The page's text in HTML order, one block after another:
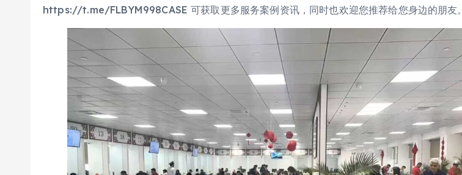
https://t.me/FLBYM998CASE 可获取更多服务案例资讯，同时也欢迎您推荐给您身边的朋友。